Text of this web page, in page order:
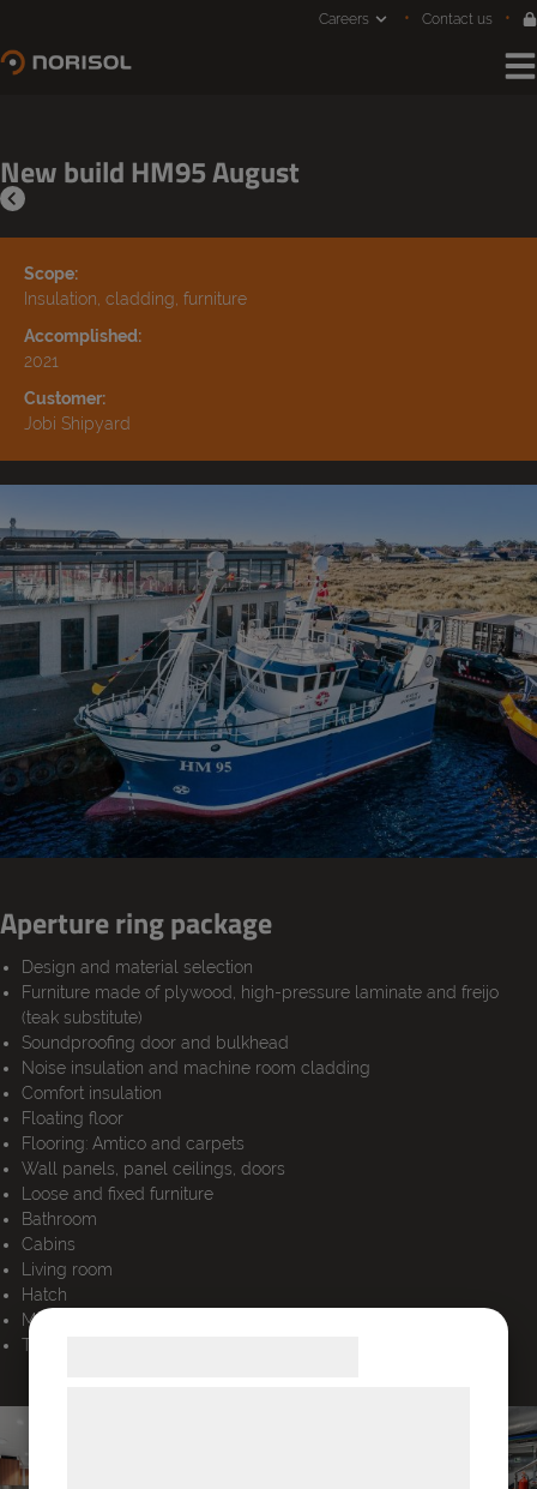
content
Careers Contact us
New build HM95 August
Scope:
Insulation, cladding, furniture
Accomplished:
2021
Customer:
Jobi Shipyard
Aperture ring package
Design and material selection
Furniture made of plywood, high-pressure laminate and freijo
(teak substitute)
Soundproofing door and bulkhead
Noise insulation and machine room cladding
Comfort insulation
Floating floor
Flooring: Amtico and carpets
Wall panels, panel ceilings, doors
Loose and fixed furniture
Bathroom
Cabins
Living room
Hatch
Material delivery for the bridge
Trapper